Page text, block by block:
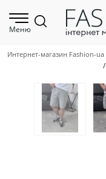
Меню
Интернет-магазин Fashion-ua
/